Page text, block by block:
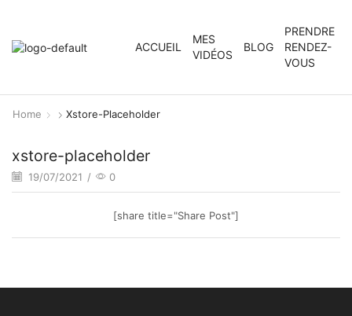
ACCUEIL
MES
VIDÉOS
BLOG
PRENDRE
RENDEZ-
VOUS
Home Xstore-Placeholder
xstore-placeholder
19/07/2021 / 0
[share title="Share Post"]